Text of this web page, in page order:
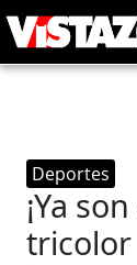
Deportes
¡Ya
tricolor